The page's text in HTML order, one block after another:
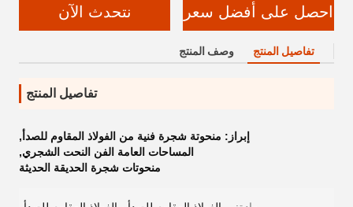
احصل على أفضل سعر نتحدث الآن
تفاصيل المنتج وصف المنتج
تفاصيل المنتج
إبراز: منحوتة شجرة فنية من الفولاذ المقاوم للصدأ ,
المساحات العامة الفن النحت الشجري,
منحوتات شجرة الحديقة الحديثة